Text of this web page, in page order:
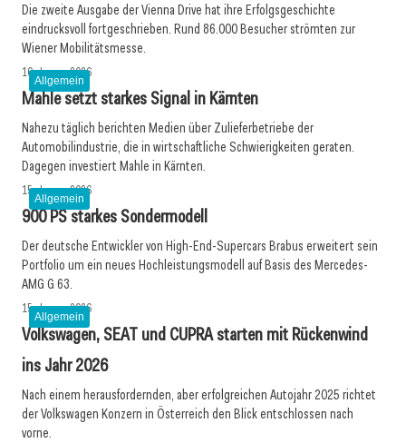
Die zweite Ausgabe der Vienna Drive hat ihre Erfolgsgeschichte
eindrucksvoll fortgeschrieben. Rund 86.000 Besucher strömten zur
Wiener Mobilitätsmesse.
Allgemein
16. Januar 2026
Mahle setzt starkes Signal in Kärnten
Nahezu täglich berichten Medien über Zulieferbetriebe der
Automobilindustrie, die in wirtschaftliche Schwierigkeiten geraten.
Dagegen investiert Mahle in Kärnten.
Allgemein
15. Januar 2026
900 PS starkes Sondermodell
Der deutsche Entwickler von High-End-Supercars Brabus erweitert sein
Portfolio um ein neues Hochleistungsmodell auf Basis des Mercedes-
AMG G 63.
Allgemein
15. Januar 2026
Volkswagen, SEAT und CUPRA starten mit Rückenwind
ins Jahr 2026
Nach einem herausfordernden, aber erfolgreichen Autojahr 2025 richtet
der Volkswagen Konzern in Österreich den Blick entschlossen nach
vorne.